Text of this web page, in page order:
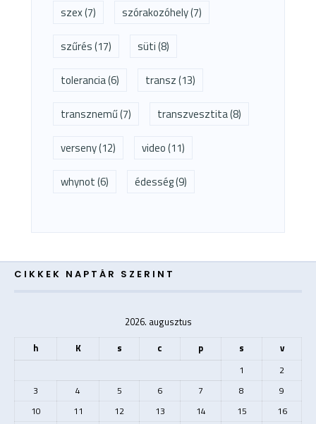
szex(7) szórakozóhely(7)
szűrés(17) süti(8)
tolerancia(6) transz(13)
transznemű(7) transzvesztita(8)
verseny(12) video(11)
whynot(6) édesség(9)
CIKKEK NAPTÁR SZERINT
2026. augusztus
h
K s c p s v
1
2
3
4 5 6 7 8
9
10
11 12 13 14 15
16